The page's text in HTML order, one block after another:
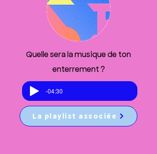
Quelle sera la musique de ton
enterrement ?
-04:30
La playlist associée